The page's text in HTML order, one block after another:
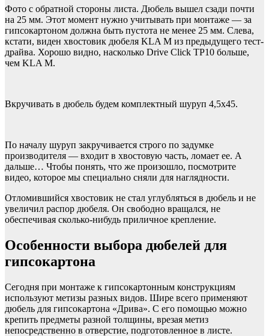
Фото с обратной стороны листа. Дюбель вышел сзади почти
на 25 мм. Этот момент нужно учитывать при монтаже — за
гипсокартоном должна быть пустота не менее 25 мм. Слева,
кстати, виден хвостовик дюбеля KLA M из предыдущего тест-
драйва. Хорошо видно, насколько Drive Click TP10 больше,
чем KLA M.
Вкручивать в дюбель будем комплектный шуруп 4,5х45.
По началу шуруп закручивается строго по задумке
производителя — входит в хвостовую часть, ломает ее. А
дальше… Чтобы понять, что же произошло, посмотрите
видео, которое мы специально сняли для наглядности.
Отломившийся хвостовик не стал углубляться в дюбель и не
увеличил распор дюбеля. Он свободно вращался, не
обеспечивая сколько-нибудь приличное крепление.
Особенности выбора дюбелей для
гипсокартона
Сегодня при монтаже к гипсокартонным конструкциям
используют метизы разных видов. Шире всего применяют
дюбель для гипсокартона «Дрива». С его помощью можно
крепить предметы разной толщины, врезая метиз
непосредственно в отверстие, подготовленное в листе.